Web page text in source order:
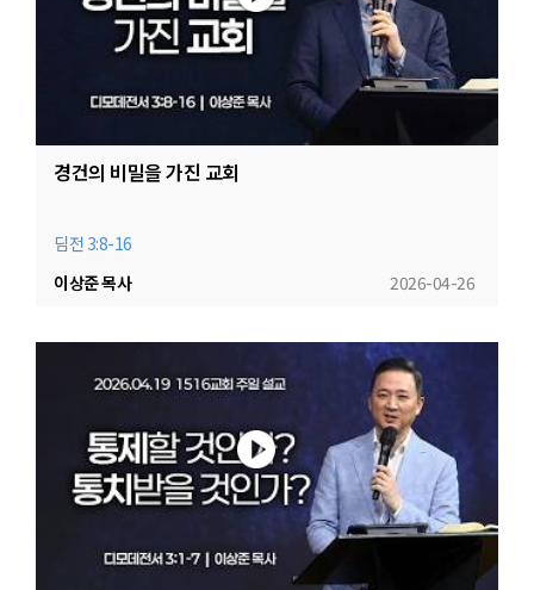
경건의 비밀을 가진 교회
딤전 3:8-16
2026-04-26
이상준 목사